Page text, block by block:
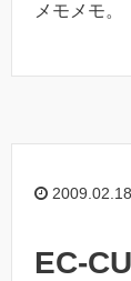
メモメモ。
2009.02.18
EC-